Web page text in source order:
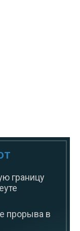
границу
прорыва в